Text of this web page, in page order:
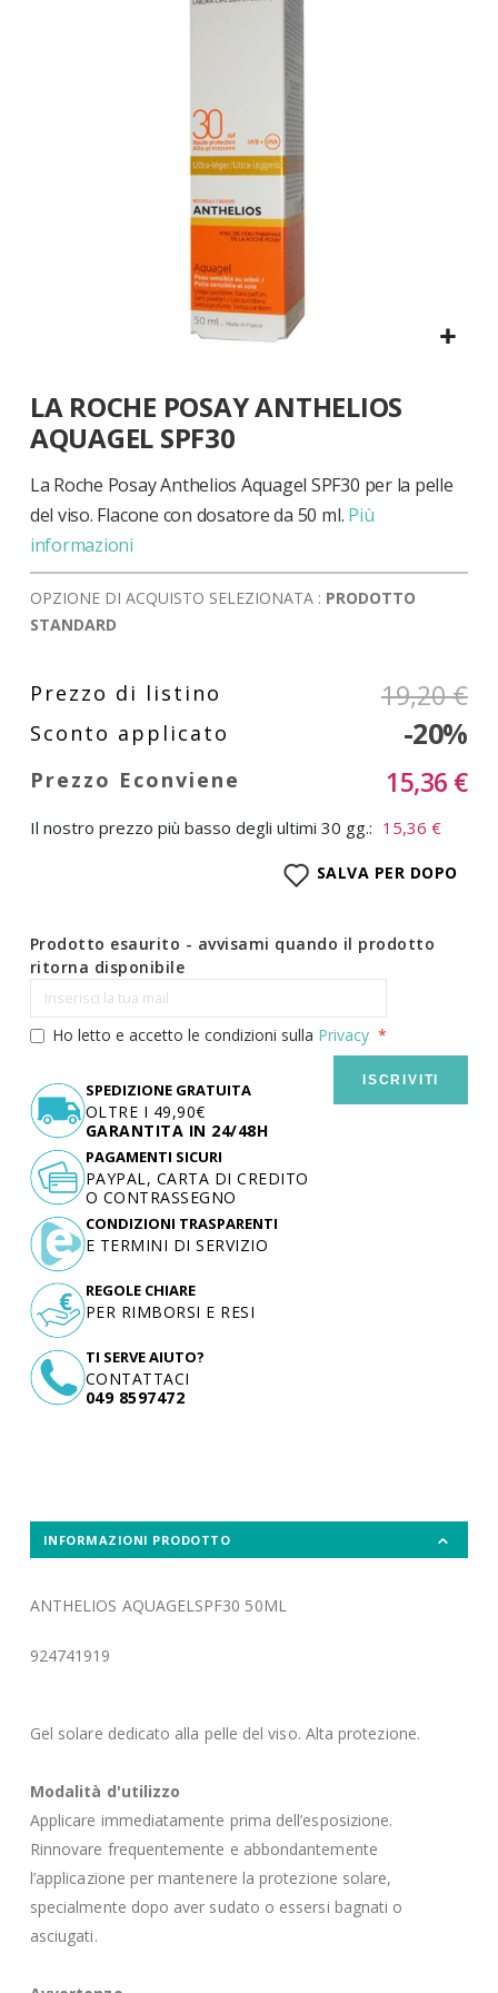
all'inizio
della
galleria
di
immagini
LA ROCHE POSAY ANTHELIOS
AQUAGEL SPF30
La Roche Posay Anthelios Aquagel SPF30 per la pelle
del viso. Flacone con dosatore da 50 ml. Più
informazioni
OPZIONE DI ACQUISTO SELEZIONATA : PRODOTTO
STANDARD
19,20 €
-20%
15,36 €
Il nostro prezzo più basso degli ultimi 30 gg.: 15,36 €
SALVA PER DOPO
Prodotto esaurito - avvisami quando il prodotto
ritorna disponibile
Ho letto e accetto le condizioni sulla Privacy
ISCRIVITI
SPEDIZIONE GRATUITA
OLTRE I 49,90€
GARANTITA IN 24/48H
TI SERVE AIUTO?
CONTATTACI
049 8597472
PAGAMENTI SICURI
PAYPAL, CARTA DI CREDITO
O CONTRASSEGNO
CONDIZIONI TRASPARENTI
E TERMINI DI SERVIZIO
REGOLE CHIARE
PER RIMBORSI E RESI
INFORMAZIONI PRODOTTO
ANTHELIOS AQUAGELSPF30 50ML
924741919
Gel solare dedicato alla pelle del viso. Alta protezione.
Modalità d'utilizzo
Applicare immediatamente prima dell’esposizione.
Rinnovare frequentemente e abbondantemente
l’applicazione per mantenere la protezione solare,
specialmente dopo aver sudato o essersi bagnati o
asciugati.